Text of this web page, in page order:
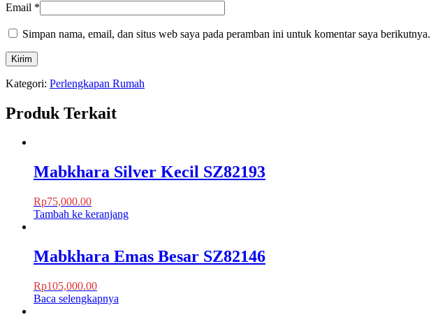
Email *
Simpan nama, email, dan situs web saya pada peramban ini untuk komentar saya berikutnya.
Kategori: Perlengkapan Rumah
Produk Terkait
Mabkhara Silver Kecil SZ82193
Rp75,000.00
Tambah ke keranjang
Mabkhara Emas Besar SZ82146
Rp105,000.00
Baca selengkapnya